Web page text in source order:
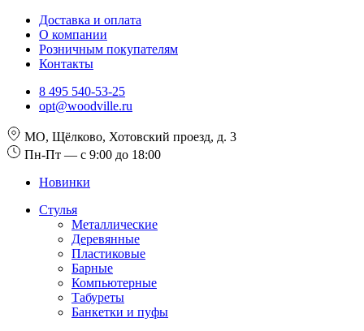
Доставка и оплата
О компании
Розничным покупателям
Контакты
8 495 540-53-25
opt@woodville.ru
МО, Щёлково, Хотовский проезд, д. 3
Пн-Пт — с 9:00 до 18:00
Новинки
Стулья
Металлические
Деревянные
Пластиковые
Барные
Компьютерные
Табуреты
Банкетки и пуфы